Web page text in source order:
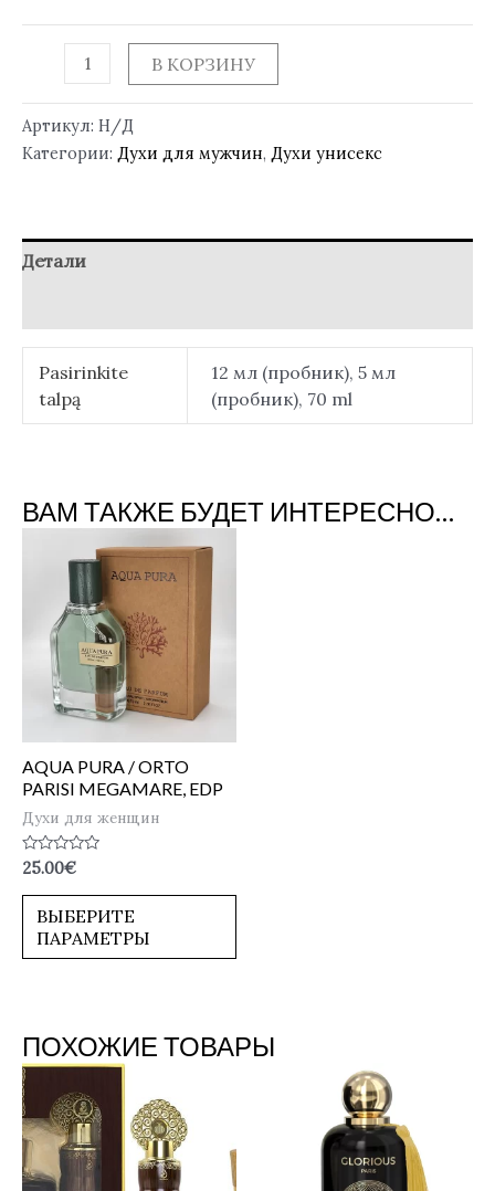
В КОРЗИНУ
Артикул: Н/Д
Категории: Духи для мужчин, Духи унисекс
Детали
Pasirinkite
talpą
12 мл (пробник), 5 мл
(пробник), 70 ml
ВАМ ТАКЖЕ БУДЕТ ИНТЕРЕСНО…
AQUA PURA / ORTO
PARISI MEGAMARE, EDP
Духи для женщин
Оценка
0
из
25.00€
ВЫБЕРИТЕ
ПАРАМЕТРЫ
ПОХОЖИЕ ТОВАРЫ